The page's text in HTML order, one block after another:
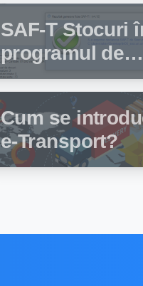
depună această
declarație?
SAF-T Stocuri
programul de
facturare și
stocuri
Cum se
e-Transport?